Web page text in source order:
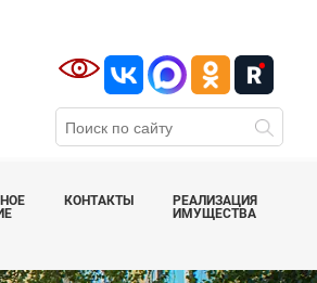
КОНТАКТЫ
РЕАЛИЗАЦИЯ
ИМУЩЕСТВА